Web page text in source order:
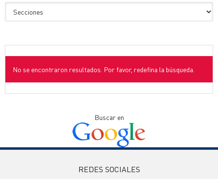
No se encontraron resultados. Por favor, redefina la búsqueda.
Buscar en
REDES SOCIALES